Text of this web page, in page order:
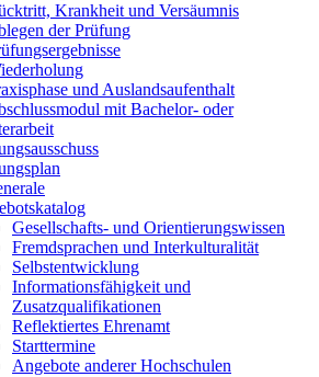
Krankheit und Versäumnis
der Prüfung
und Auslandsaufenthalt
mit Bachelor- oder
Gesellschafts- und Orientierungswissen
Fremdsprachen und Interkulturalität
Selbstentwicklung
Informationsfähigkeit und
Zusatzqualifikationen
Reflektiertes Ehrenamt
Starttermine
Angebote anderer Hochschulen